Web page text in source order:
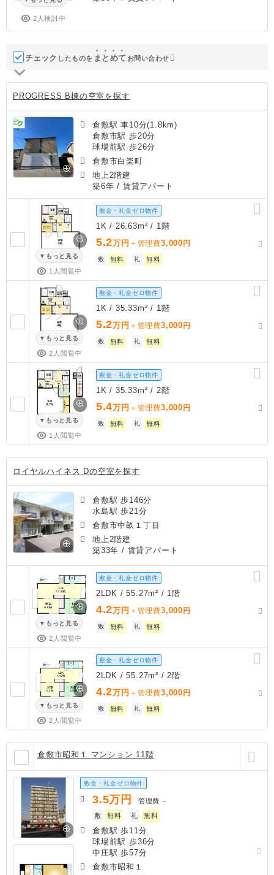
2人検討中
チェック したものを ま と めて お問い合わせ
PROGRESS B棟の空室を探す
倉敷駅 車10分(1.8km)
倉敷市駅 歩20分
球場前駅 歩26分
倉敷市白楽町
地上2階建
築6年 / 賃貸アパート
もっと見る
1人閲覧中
敷金・礼金ゼロ物件
1K / 26.63m² / 1階
5.2万円 ＋管理費3,000 円
敷 無料 礼 無料
もっと見る
2人閲覧中
敷金・礼金ゼロ物件
1K / 35.33m² / 1階
5.2万円 ＋管理費3,000 円
敷 無料 礼 無料
もっと見る
1人閲覧中
敷金・礼金ゼロ物件
1K / 35.33m² / 2階
5.4万円 ＋管理費3,000 円
敷 無料 礼 無料
ロイヤルハイネス Dの空室を探す
倉敷駅 歩146分
水島駅 歩21分
倉敷市中畝１丁目
地上2階建
築33年 / 賃貸アパート
もっと見る
2人閲覧中
敷金・礼金ゼロ物件
2LDK / 55.27m² / 1階
4.2万円 ＋管理費3,000 円
敷 無料 礼 無料
もっと見る
2人閲覧中
敷金・礼金ゼロ物件
2LDK / 55.27m² / 2階
4.2万円 ＋管理費3,000 円
敷 無料 礼 無料
倉敷市昭和１ マンション 11階
敷金・礼金ゼロ物件
3.5万円 管理費 －
敷
無料 礼 無料
倉敷駅 歩11分
球場前駅 歩36分
中庄駅 歩57分
倉敷市昭和１